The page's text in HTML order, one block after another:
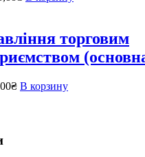
торговим
₴ В корзину